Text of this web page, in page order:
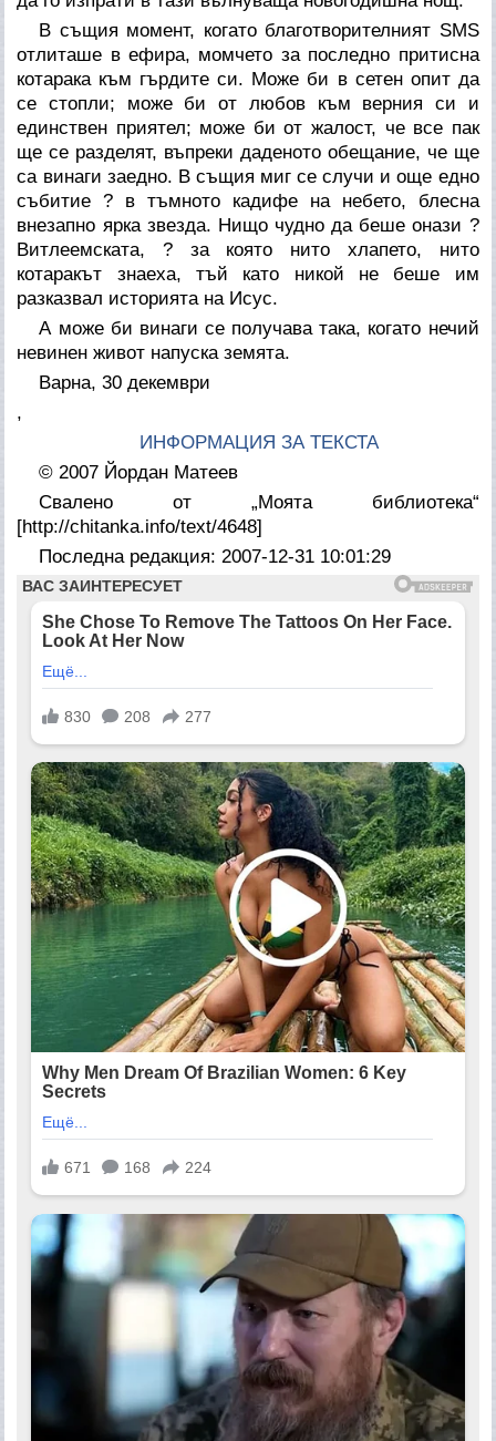
В същия момент, когато благотворителният SMS
отлиташе в ефира, момчето за последно притисна
котарака към гърдите си. Може би в сетен опит да
се стопли; може би от любов към верния си и
единствен приятел; може би от жалост, че все пак
ще се разделят, въпреки даденото обещание, че ще
са винаги заедно. В същия миг се случи и още едно
събитие ? в тъмното кадифе на небето, блесна
внезапно ярка звезда. Нищо чудно да беше онази ?
Витлеемската, ? за която нито хлапето, нито
котаракът знаеха, тъй като никой не беше им
разказвал историята на Исус.
А може би винаги се получава така, когато нечий
невинен живот напуска земята.
Варна, 30 декември
,
ИНФОРМАЦИЯ ЗА ТЕКСТА
© 2007 Йордан Матеев
Свалено от „Моята библиотека“
[http://chitanka.info/text/4648]
Последна редакция: 2007-12-31 10:01:29